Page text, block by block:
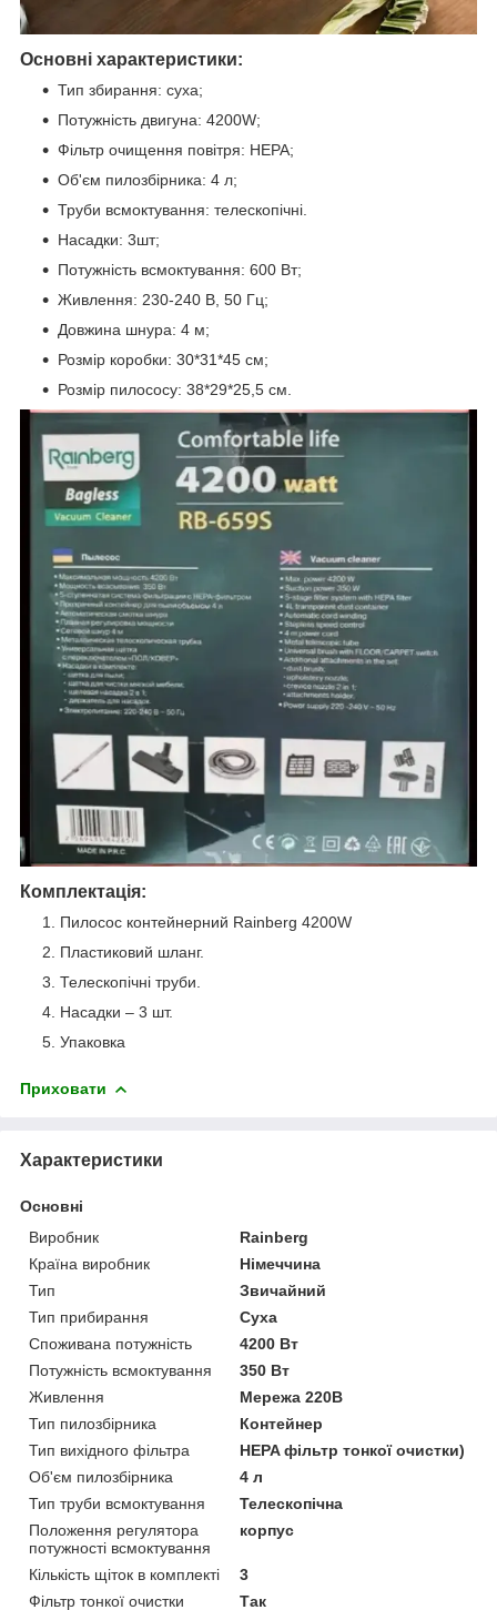
Основні характеристики:
Тип збирання: суха;
Потужність двигуна: 4200W;
Фільтр очищення повітря: НЕРА;
Об'єм пилозбірника: 4 л;
Труби всмоктування: телескопічні.
Насадки: 3шт;
Потужність всмоктування: 600 Вт;
Живлення: 230-240 В, 50 Гц;
Довжина шнура: 4 м;
Розмір коробки: 30*31*45 см;
Розмір пилососу: 38*29*25,5 см.
Комплектація:
Пилосос контейнерний Rainberg 4200W
Пластиковий шланг.
Телескопічні труби.
Насадки – 3 шт.
Упаковка
Приховати
Характеристики
Основні
Виробник
Rainberg
Країна виробник
Німеччина
Тип
Звичайний
Тип прибирання
Суха
Споживана потужність
4200 Вт
Потужність всмоктування
350 Вт
Живлення
Мережа 220В
Тип пилозбірника
Контейнер
Тип вихідного фільтра
HEPA фільтр тонкої очистки)
Об'єм пилозбірника
4 л
Тип труби всмоктування
Телескопічна
Положення регулятора
потужності всмоктування
корпус
Кількість щіток в комплекті
3
Фільтр тонкої очистки
Так